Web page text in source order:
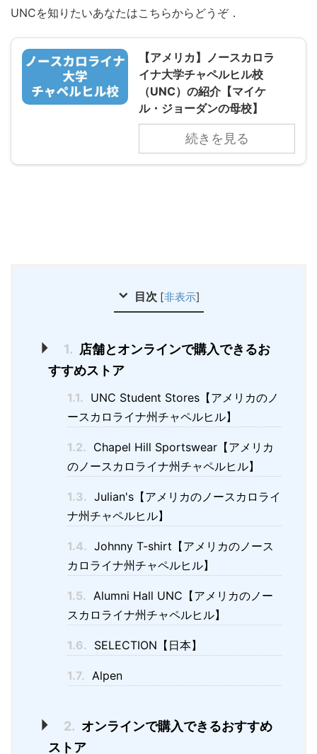
UNCを知りたいあなたはこちらからどうぞ．
【アメリカ】ノースカロラ
イナ大学チャペルヒル校
（UNC）の紹介【マイケ
ル・ジョーダンの母校】
続きを見る
目次 [非表示]
1. 店舗とオンラインで購入できるお
すすめストア
1.1. UNC Student Stores【アメリカのノ
ースカロライナ州チャペルヒル】
1.2. Chapel Hill Sportswear【アメリカ
のノースカロライナ州チャペルヒル】
1.3. Julian's【アメリカのノースカロライ
ナ州チャペルヒル】
1.4. Johnny T-shirt【アメリカのノース
カロライナ州チャペルヒル】
1.5. Alumni Hall UNC【アメリカのノー
スカロライナ州チャペルヒル】
1.6. SELECTION【日本】
1.7. Alpen
2. オンラインで購入できるおすすめ
ストア